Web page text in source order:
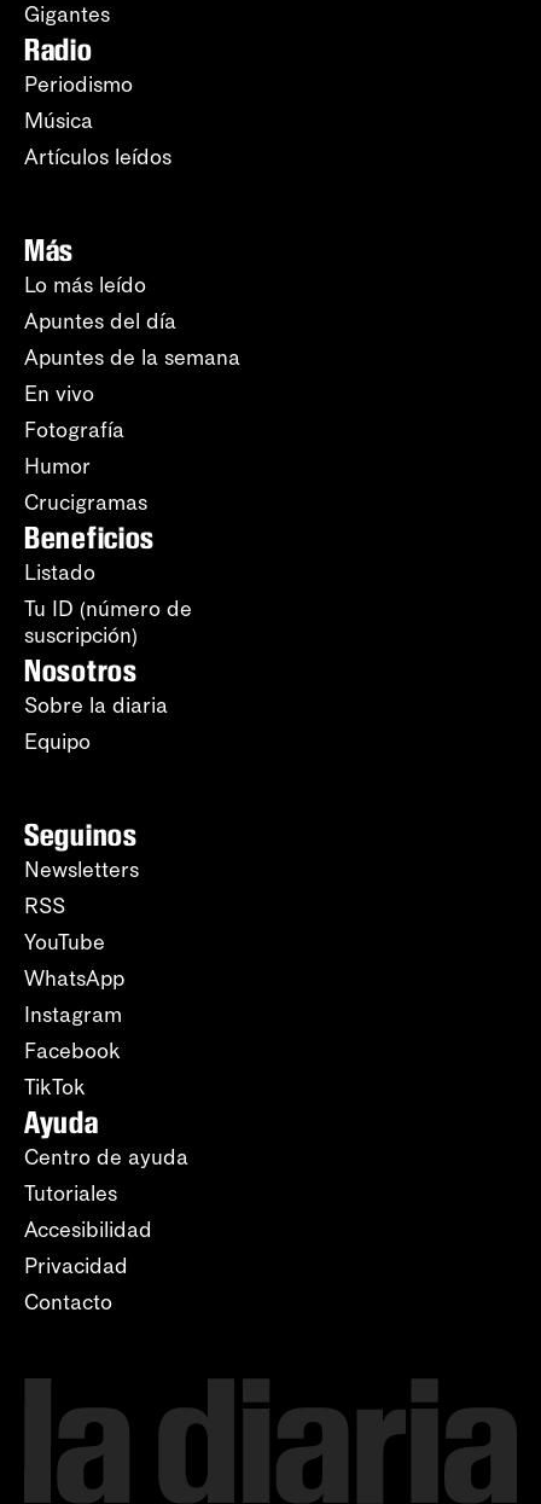
Gigantes
Radio
Periodismo
Música
Artículos leídos
Más
Lo más leído
Apuntes del día
Apuntes de la semana
En vivo
Fotografía
Humor
Crucigramas
Beneficios
Listado
Tu ID (número de
suscripción)
Nosotros
Sobre la diaria
Equipo
Seguinos
Newsletters
RSS
YouTube
WhatsApp
Instagram
Facebook
TikTok
Ayuda
Centro de ayuda
Tutoriales
Accesibilidad
Privacidad
Contacto